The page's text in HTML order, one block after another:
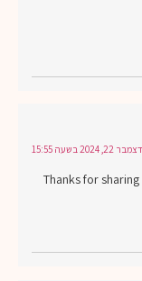
דצמבר 22, 2024 בשעה 15:55
Thanks for